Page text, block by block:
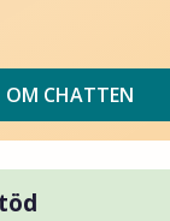
OM CHATTEN